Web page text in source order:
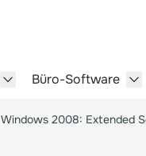
Büro-Software
Windows 2008: Extended